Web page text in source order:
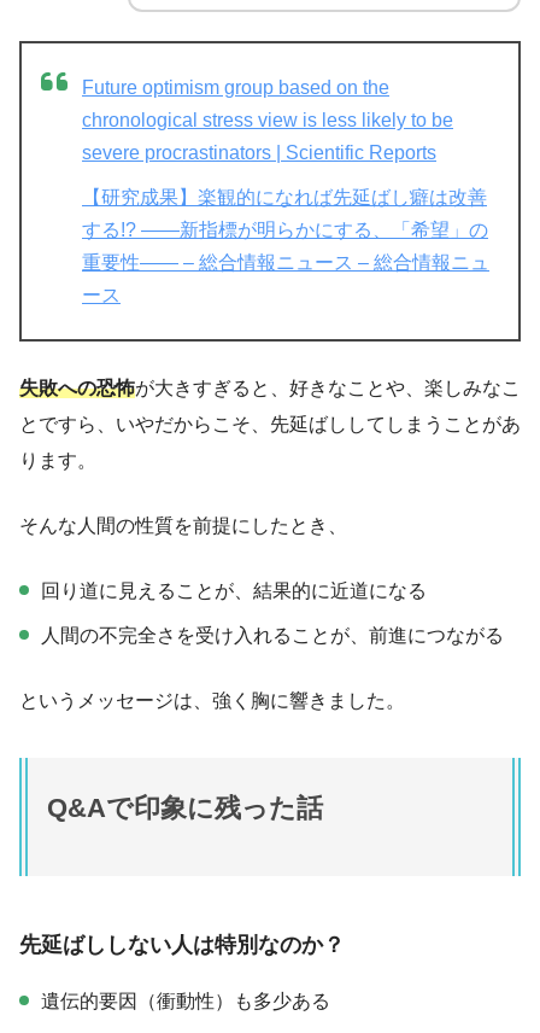
Future optimism group based on the
chronological stress view is less likely to be
severe procrastinators | Scientific Reports
【研究成果】楽観的になれば先延ばし癖は改善
する!? ――新指標が明らかにする、「希望」の
重要性―― – 総合情報ニュース – 総合情報ニュ
ース
失敗への恐怖が大きすぎると、好きなことや、楽しみなこ
とですら、いやだからこそ、先延ばししてしまうことがあ
ります。
そんな人間の性質を前提にしたとき、
回り道に見えることが、結果的に近道になる
人間の不完全さを受け入れることが、前進につながる
というメッセージは、強く胸に響きました。
Q&Aで印象に残った話
先延ばししない人は特別なのか？
遺伝的要因（衝動性）も多少ある